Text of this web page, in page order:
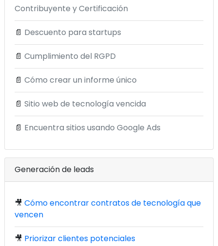
Contribuyente y Certificación
📄 Descuento para startups
📄 Cumplimiento del RGPD
📄 Cómo crear un informe único
📄 Sitio web de tecnología vencida
📄 Encuentra sitios usando Google Ads
Generación de leads
🎥 Cómo encontrar contratos de tecnología que
vencen
🎥 Priorizar clientes potenciales